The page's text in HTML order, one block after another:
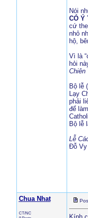
Nói
CÓ Ý
cứ
nhỏ
hộ,
Vì là
hỏi
Chiên
Bộ lễ
Lạy
phải
để
Bộ lễ
Lễ
Đỗ Vy
Chua Nhat
CT/NC